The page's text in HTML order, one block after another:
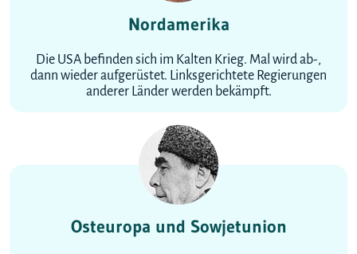
Nordamerika
Die USA befinden sich im Kalten Krieg. Mal wird ab-,
dann wieder aufgerüstet. Linksgerichtete Regierungen
anderer Länder werden bekämpft.
Osteuropa und Sowjetunion